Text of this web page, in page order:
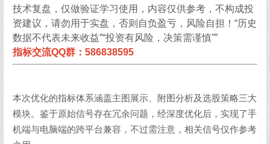
技术复盘，仅做验证学习使用，内容仅供参考，不构成投
资建议，请勿用于实盘，否则自负盈亏，风险自担！“历史
数据不代表未来收益”“投资有风险，决策需谨慎””
指标交流QQ群：586838595
本次优化的指标体系涵盖主图展示、附图分析及选股策略三大
模块。鉴于原始信号存在冗余问题，经深度优化后，实现了手
机端与电脑端的跨平台兼容，不过需注意，相关信号仅作参考